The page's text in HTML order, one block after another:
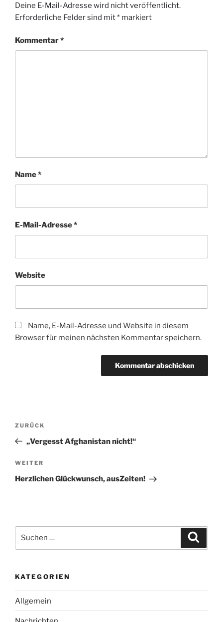
Deine E-Mail-Adresse wird nicht veröffentlicht.
Erforderliche Felder sind mit* markiert
Kommentar*
Name*
E-Mail-Adresse*
Website
Name, E-Mail-Adresse und Website in diesem
Browser für meinen nächsten Kommentar speichern.
Beitragsnavigation
Vorheriger
Beitrag
ZURÜCK
„Vergesst Afghanistan nicht!“
Nächster
Beitrag
WEITER
Herzlichen Glückwunsch, ausZeiten!
nach:
KATEGORIEN
Allgemein